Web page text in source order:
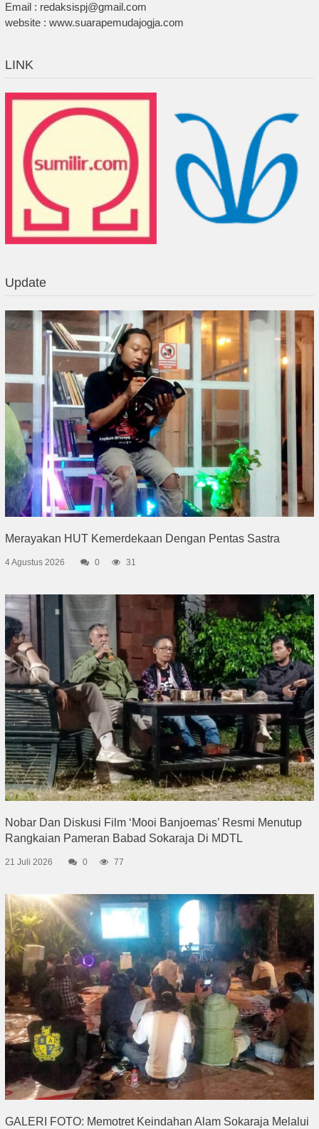
Email : redaksispj@gmail.com
website : www.suarapemudajogja.com
LINK
Update
Merayakan HUT Kemerdekaan Dengan Pentas Sastra
4 Agustus 2026 0 31
Nobar Dan Diskusi Film ‘Mooi Banjoemas’ Resmi Menutup
Rangkaian Pameran Babad Sokaraja Di MDTL
21 Juli 2026 0 77
GALERI FOTO: Memotret Keindahan Alam Sokaraja Melalui